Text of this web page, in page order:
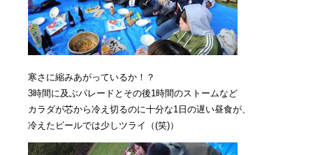
寒さに縮みあがっているか！？
3時間に及ぶパレードとその後1時間のストームなど
カラダが芯から冷え切るのに十分な1日の遅い昼食が、
冷えたビールでは少しツライ（(笑)）